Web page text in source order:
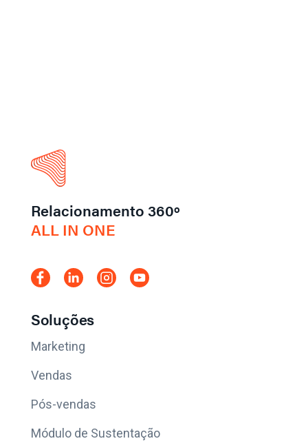
Relacionamento 360º
ALL IN ONE
Soluções
Marketing
Vendas
Pós-vendas
Módulo de Sustentação